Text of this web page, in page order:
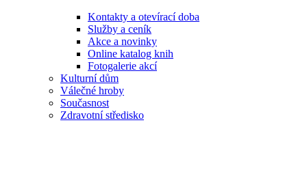
Kontakty a otevírací doba
Služby a ceník
Akce a novinky
Online katalog knih
Fotogalerie akcí
Kulturní dům
Válečné hroby
Současnost
Zdravotní středisko